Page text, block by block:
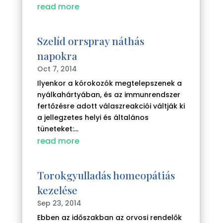
read more
Szelíd orrspray náthás
napokra
Oct 7, 2014
Ilyenkor a kórokozók megtelepszenek a
nyálkahártyában, és az immunrendszer
fertőzésre adott válaszreakciói váltják ki
a jellegzetes helyi és általános
tüneteket:...
read more
Torokgyulladás homeopátiás
kezelése
Sep 23, 2014
Ebben az időszakban az orvosi rendelők